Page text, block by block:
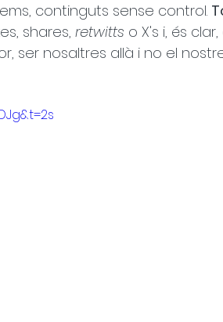
continguts sense control.
shares, retwitts o X's i, és
ser nosaltres allà i no el